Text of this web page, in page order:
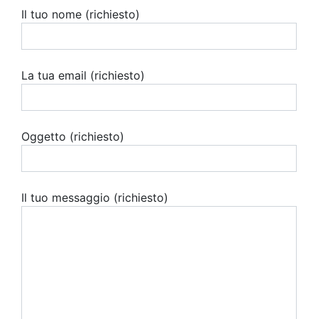
Il tuo nome (richiesto)
La tua email (richiesto)
Oggetto (richiesto)
Il tuo messaggio (richiesto)